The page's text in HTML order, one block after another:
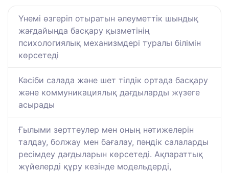
Үнемі өзгеріп отыратын әлеуметтік шындық
жағдайында басқару қызметінің
психологиялық механизмдері туралы білімін
көрсетеді
Кәсіби салада және шет тілдік ортада басқару
және коммуникациялық дағдыларды жүзеге
асырады
Ғылыми зерттеулер мен оның нәтижелерін
талдау, болжау мен бағалау, пәндік салаларды
ресімдеу дағдыларын көрсетеді. Ақпараттық
жүйелерді құру кезінде модельдерді,